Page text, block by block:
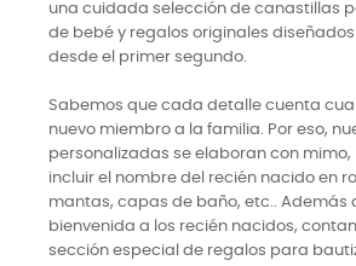
una cuidada selección de canastillas
de bebé y regalos originales
desde el primer segundo.
Sabemos que cada detalle cuenta
nuevo miembro a la familia. Por eso,
personalizadas se elaboran con
incluir el nombre del recién nacido en
mantas, capas de baño, etc.. Además
bienvenida a los recién nacidos,
sección especial de regalos para